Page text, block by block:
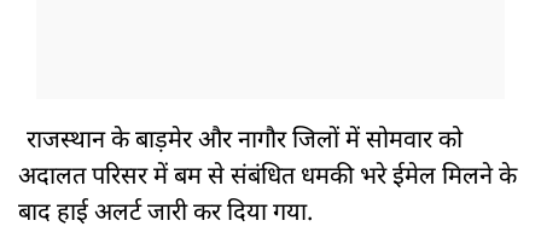
राजस्थान के बाड़मेर और नागौर जिलों में सोमवार को
अदालत परिसर में बम से संबंधित धमकी भरे ईमेल मिलने के
बाद हाई अलर्ट जारी कर दिया गया.